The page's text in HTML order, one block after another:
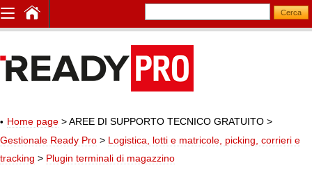
Home page > AREE DI SUPPORTO TECNICO GRATUITO >
Gestionale Ready Pro > Logistica, lotti e matricole, picking, corrieri e
tracking > Plugin terminali di magazzino